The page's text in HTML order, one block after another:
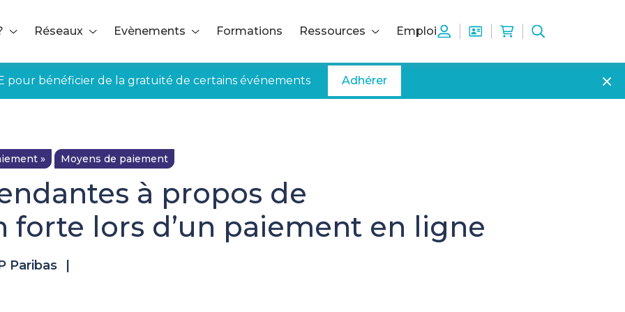
Réseaux Evènements Formations Ressources Emploi
pour bénéficier de la gratuité de certains événements Adhérer
» Moyens de paiement
à propos de
forte lors d’un paiement en ligne
Paribas